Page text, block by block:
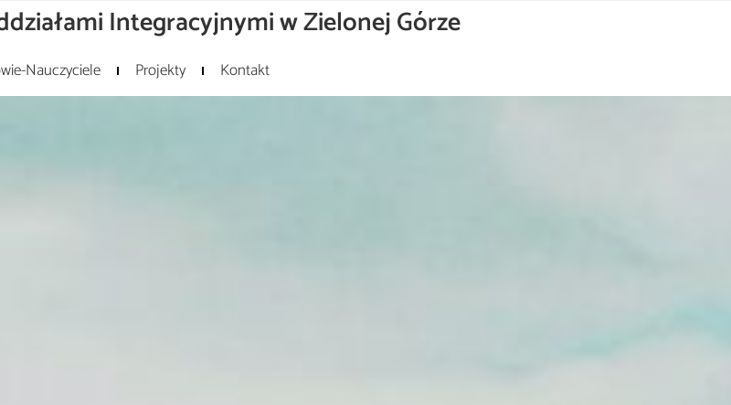
Integracyjnymi w Zielonej Górze
Nauczyciele Projekty Kontakt